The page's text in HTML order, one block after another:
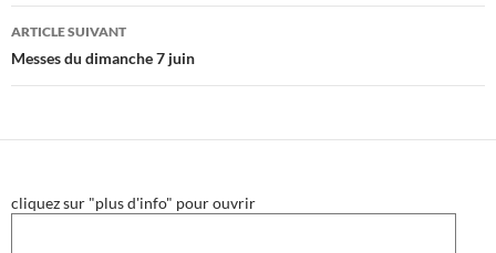
articles
ARTICLE SUIVANT
Messes du dimanche 7 juin
cliquez sur "plus d'info" pour ouvrir